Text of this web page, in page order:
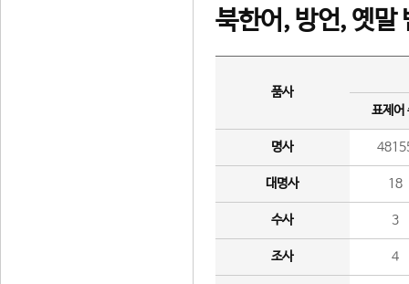
북한어, 방언, 옛말
품사
표제어
명사
대명사 18
수사 3
조사 4